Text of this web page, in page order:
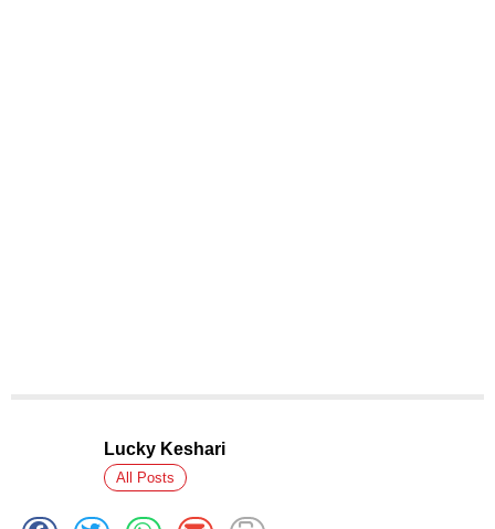
Lucky Keshari
All Posts